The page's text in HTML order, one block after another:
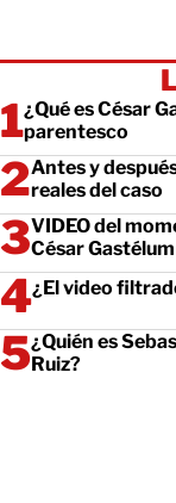
¿Qué es César
parentesco
Antes y
reales del caso
VIDEO del
César Gastélum
¿El video
¿Quién es
Ruiz?